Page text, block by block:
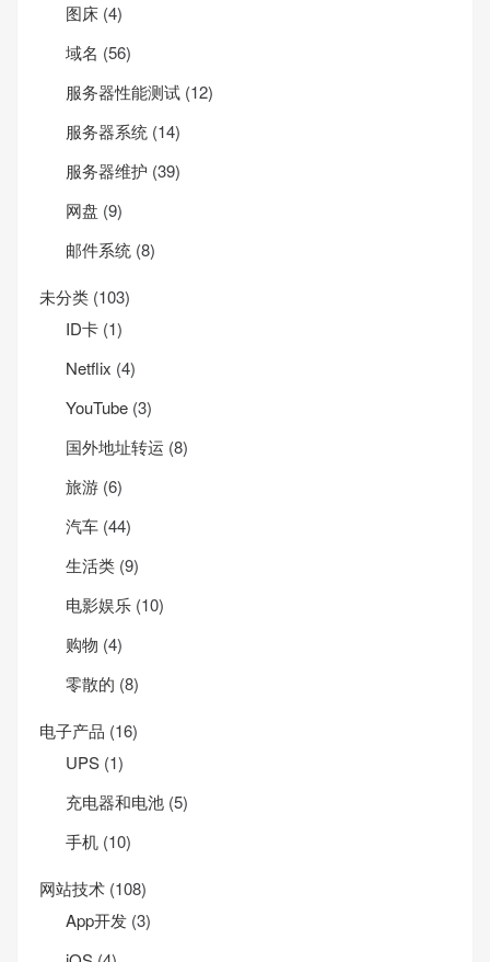
图床 (4)
域名 (56)
服务器性能测试 (12)
服务器系统 (14)
服务器维护 (39)
网盘 (9)
邮件系统 (8)
未分类 (103)
ID卡 (1)
Net­flix (4)
YouTube (3)
国外地址转运 (8)
旅游 (6)
汽车 (44)
生活类 (9)
电影娱乐 (10)
购物 (4)
零散的 (8)
电子产品 (16)
UPS (1)
充电器和电池 (5)
手机 (10)
网站技术 (108)
App开发 (3)